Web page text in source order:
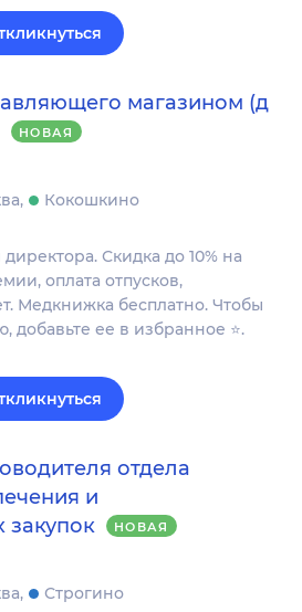
магазином (д
НОВАЯ
Кокошкино
Скидка до 10% на
оплата отпусков,
Медкнижка бесплатно. Чтобы
добавьте ее в избранное ⭐.
отдела
и
закупок
НОВАЯ
Строгино